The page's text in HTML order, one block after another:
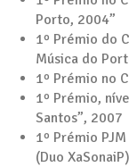
Porto, 2004”
1º Prémio do
Música do
1º Prémio no
1º Prémio,
Santos”, 2007
1º Prémio
(Duo XaSonaiP)